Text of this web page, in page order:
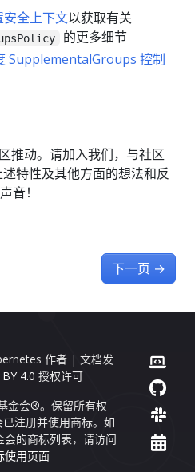
安全上下文以获取有关
的更多细节
SupplementalGroups 控制
推动。请加入我们，与社区
特性及其他方面的想法和反
音！
下一页 →
作者 | 文档发
BY 4.0 授权许可
金会®。保留所有权
注册并使用商标。如
会的商标列表，请访问
使用页面